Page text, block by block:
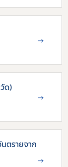
→
ด)
→
ตรายจาก
→